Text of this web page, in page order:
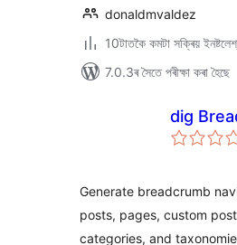
donaldmvaldez
10টাতকৈ কমটা সক্ৰিয়
7.0.3ৰ সৈতে পৰীক্ষা কৰা হৈছে
dig
Generate breadcrumb
posts, pages, custom
categories, and